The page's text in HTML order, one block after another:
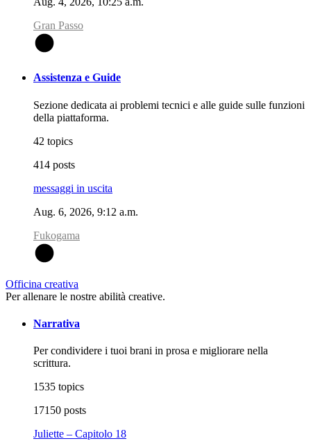
Gran Passo
Assistenza e Guide
Sezione dedicata ai problemi tecnici e alle guide sulle funzioni
della piattaforma.
42 topics
414 posts
messaggi in uscita
Aug. 6, 2026, 9:12 a.m.
Fukogama
Officina creativa
Per allenare le nostre abilità creative.
Narrativa
Per condividere i tuoi brani in prosa e migliorare nella
scrittura.
1535 topics
17150 posts
Juliette – Capitolo 18